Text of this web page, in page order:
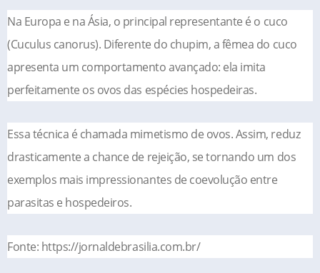
Na Europa e na Ásia, o principal representante é o cuco
(Cuculus canorus). Diferente do chupim, a fêmea do cuco
apresenta um comportamento avançado: ela imita
perfeitamente os ovos das espécies hospedeiras.
Essa técnica é chamada mimetismo de ovos. Assim, reduz
drasticamente a chance de rejeição, se tornando um dos
exemplos mais impressionantes de coevolução entre
parasitas e hospedeiros.
Fonte: https://jornaldebrasilia.com.br/